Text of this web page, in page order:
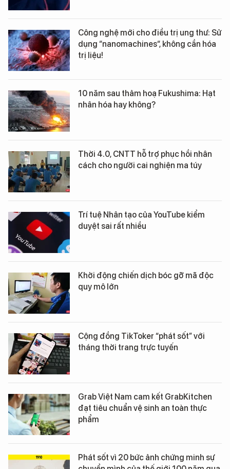
Công nghệ mới cho điều trị ung thư: Sử
dụng “nanomachines“, không cần hóa
trị liệu!
10 năm sau thảm hoạ Fukushima: Hạt
nhân hóa hay không?
Thời 4.0, CNTT hỗ trợ phục hồi nhân
cách cho người cai nghiện ma túy
Trí tuệ Nhân tạo của YouTube kiểm
duyệt sai rất nhiều
Khởi động chiến dịch bóc gỡ mã độc
quy mô lớn
Cộng đồng TikToker “phát sốt” với
tháng thời trang trực tuyến
Grab Việt Nam cam kết GrabKitchen
đạt tiêu chuẩn vệ sinh an toàn thực
phẩm
Phát sốt vì 20 bức ảnh chứng minh sự